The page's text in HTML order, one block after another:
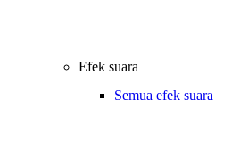
Efek suara
Semua efek suara